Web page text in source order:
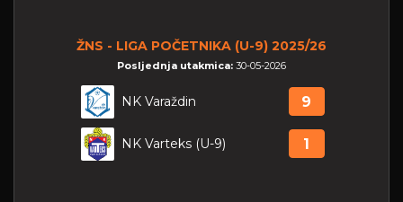
ŽNS - LIGA POČETNIKA (U-9) 2025/26
Posljednja utakmica: 30-05-2026
NK Varaždin 9
NK Varteks (U-9) 1